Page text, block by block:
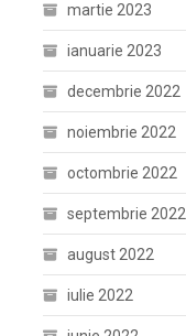
martie 2023
ianuarie 2023
decembrie 2022
noiembrie 2022
octombrie 2022
septembrie 2022
august 2022
iulie 2022